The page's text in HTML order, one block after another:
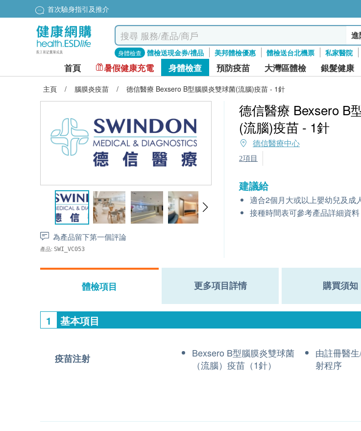
首次驗身指引及推介
進
身體檢查 體檢送現金券/禮品 美邦體檢優惠 體檢送台北機票 私家醫院
首頁 暑假健康充電 身體檢查 預防疫苗 大灣區體檢 銀髮健康
主頁 / 腦膜炎疫苗 / 德信醫療 Bexsero B型腦膜炎雙球菌(流腦)疫苗 - 1針
為產品留下第一個評論
產品: SWI_VC053
德信醫療 Bexsero B
(流腦)疫苗 - 1針
德信醫療中心
2項目
建議給
適合2個月大或以上嬰幼兒及成
接種時間表可參考產品詳細資料
體檢項目 更多項目詳情 購買須知
1 基本項目
疫苗注射
Bexsero B型腦膜炎雙球菌
（流腦）疫苗（1針）
由註冊醫
射程序